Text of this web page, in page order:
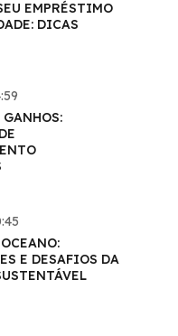
EMPRÉSTIMO
DICAS
E DESAFIOS DA